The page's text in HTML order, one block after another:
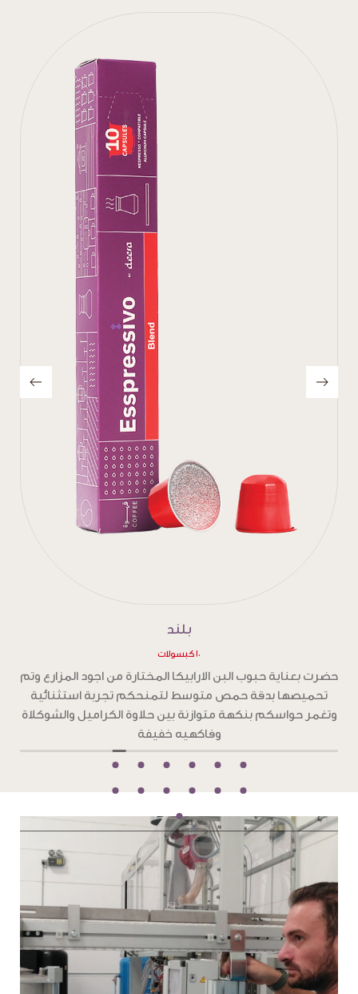
إنتينسو
١٠ كبسولات
حضرت بعناية حبوب البن الارابيكا المختارة من اجود المزارع وتم
تحميصها بدقة تحميص غامق ،لتمنحكم تجربة استثنائية
بطعم جرئ من الشوكولاته الداكنة والكراميل المحمص